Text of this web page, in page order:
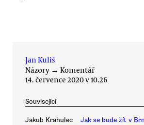
Jan Kuliš
Názory → Komentář
14. července 2020 v 10.26
Související
Jakub Krahulec
Jak se bude žít v